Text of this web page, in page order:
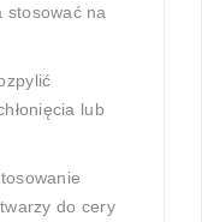
stosować na
lub
do cery